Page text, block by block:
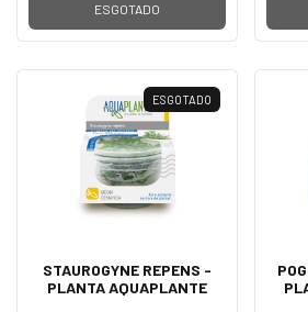
ESGOTADO
ESGOTADO
STAUROGYNE REPENS -
PLANTA AQUAPLANTE